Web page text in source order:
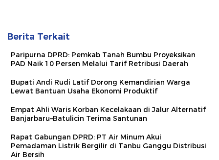
Berita Terkait
Paripurna DPRD: Pemkab Tanah Bumbu Proyeksikan
PAD Naik 10 Persen Melalui Tarif Retribusi Daerah
Bupati Andi Rudi Latif Dorong Kemandirian Warga
Lewat Bantuan Usaha Ekonomi Produktif
Empat Ahli Waris Korban Kecelakaan di Jalur Alternatif
Banjarbaru–Batulicin Terima Santunan
Rapat Gabungan DPRD: PT Air Minum Akui
Pemadaman Listrik Bergilir di Tanbu Ganggu Distribusi
Air Bersih